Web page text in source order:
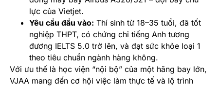
lực của Vietjet.
Yêu cầu đầu vào: Thí sinh từ 18–35 tuổi, đã tốt
nghiệp THPT, có chứng chỉ tiếng Anh tương
đương IELTS 5.0 trở lên, và đạt sức khỏe loại 1
theo tiêu chuẩn ngành hàng không.
Với ưu thế là học viện “nội bộ” của một hãng bay lớn,
VJAA mang đến cơ hội việc làm thực tế và lộ trình